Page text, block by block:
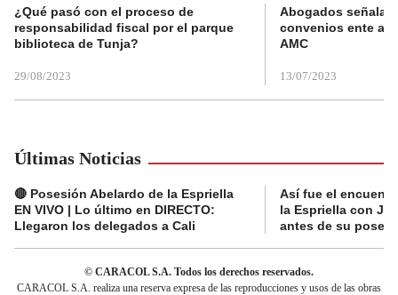
¿Qué pasó con el proceso de
responsabilidad fiscal por el parque
biblioteca de Tunja?
29/08/2023
Abogados
convenios ente
AMC
13/07/2023
Últimas Noticias
🔴 Posesión Abelardo de la Espriella
EN VIVO | Lo último en DIRECTO:
Llegaron los delegados a Cali
Así fue el
la Espriella con
antes de su
© CARACOL S.A. Todos los derechos reservados.
CARACOL S.A. realiza una reserva expresa de las reproducciones y usos de las obras